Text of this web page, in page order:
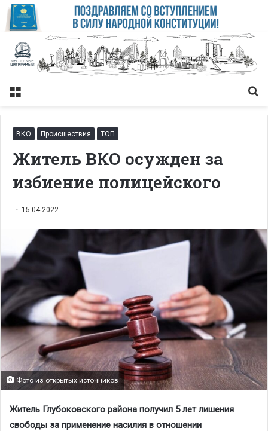
Меню
ВКО Происшествия ТОП
Житель ВКО осужден за
избиение полицейского
15.04.2022
Фото из открытых источников
Житель Глубоковского района получил 5 лет лишения
свободы за применение насилия в отношении